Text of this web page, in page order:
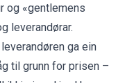
og «gentlemens
leverandørar.
ga ein
til grunn for prisen –